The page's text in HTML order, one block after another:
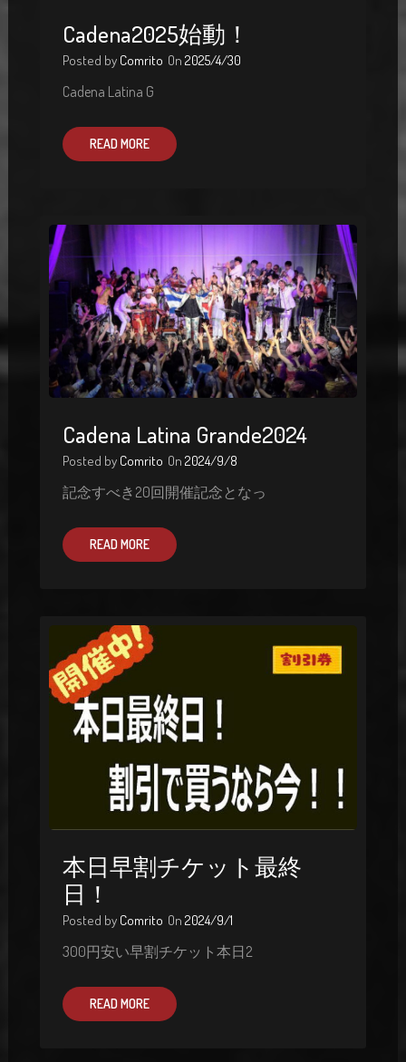
Cadena2025始動！
Posted by Comrito On 2025/4/30
Cadena Latina G
READ MORE
Cadena Latina Grande2024
Posted by Comrito On 2024/9/8
記念すべき20回開催記念となっ
READ MORE
本日早割チケット最終
日！
Posted by Comrito On 2024/9/1
300円安い早割チケット本日2
READ MORE